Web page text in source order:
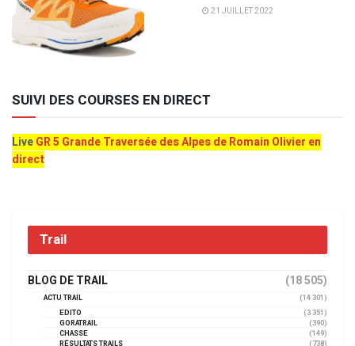
21 JUILLET 2022
SUIVI DES COURSES EN DIRECT
LiveGR 5 Grande Traversée des Alpes de Romain Olivier en
direct
Trail
BLOG DE TRAIL (18 505)
ACTU TRAIL
(14 301)
EDITO
(3 351)
GORATRAIL
(390)
CHASSE
(149)
RÉSULTATS TRAILS
(738)